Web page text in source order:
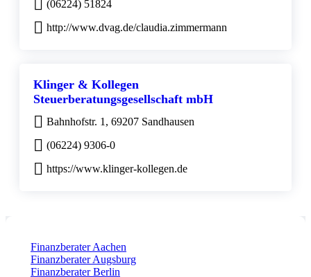
(06224) 51824
http://www.dvag.de/claudia.zimmermann
Klinger & Kollegen
Steuerberatungsgesellschaft mbH
Bahnhofstr. 1, 69207 Sandhausen
(06224) 9306-0
https://www.klinger-kollegen.de
Finanzberater Aachen
Finanzberater Augsburg
Finanzberater Berlin